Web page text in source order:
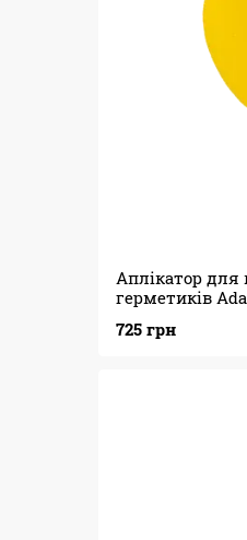
Аплікатор для
герметиків
725 грн